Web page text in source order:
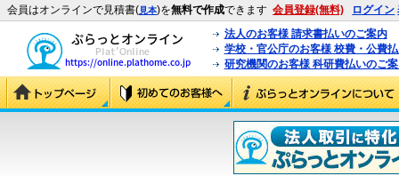
会員はオンラインで見積書(見本)を無料で作成できます 会員登録(無料) ログイン
法人のお客様 請求書払いのご案内
学校・官公庁のお客様 校費・公費
研究機関のお客様 科研費払いのご